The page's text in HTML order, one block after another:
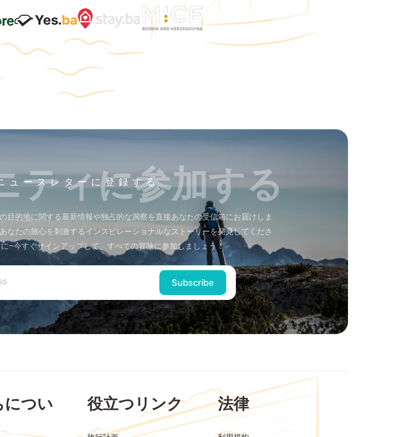
ュースレターに登録する
ティに参加する
目的地に関する最新情報や独占的な洞察を直接あなたの受信箱にお届けしま
なたの旅心を刺激するインスピレーショナルなストーリーを発見してくださ
–今すぐサインアップして、すべての冒険に参加しましょう！
つい
役立つリンク 法律